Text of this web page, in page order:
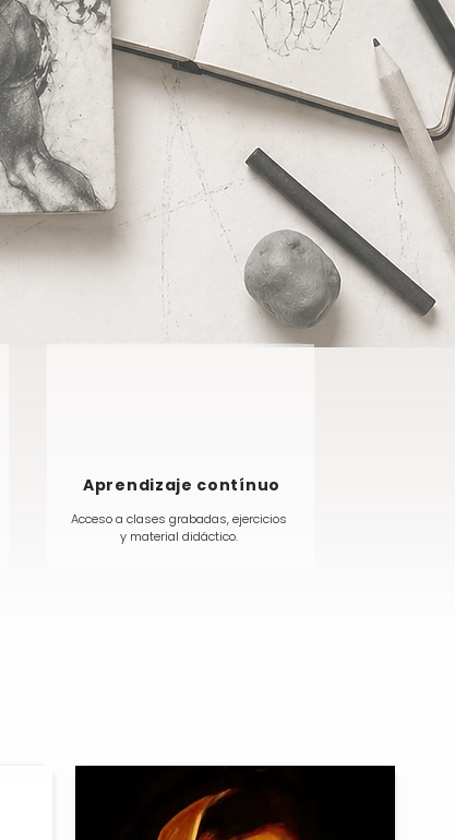
Aprendizaje contínuo
Acceso a clases grabadas, ejercicios
y material didáctico.